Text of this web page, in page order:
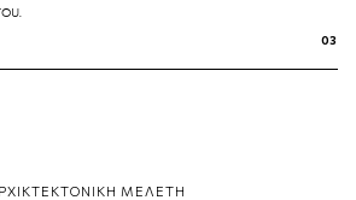
03
ΜΕΛΕΤΗ